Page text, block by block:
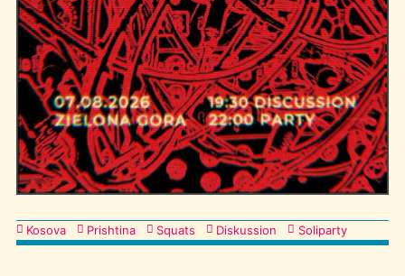
Kategorien
Kosova Prishtina Squats Diskussion Soliparty